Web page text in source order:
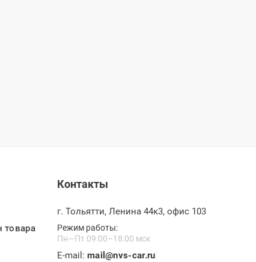
товара
Контакты
г. Тольятти, Ленина 44к3, офис 103
Режим работы:
Пн—Пт 09:00–18:00 мск
E-mail: mail@nvs-car.ru